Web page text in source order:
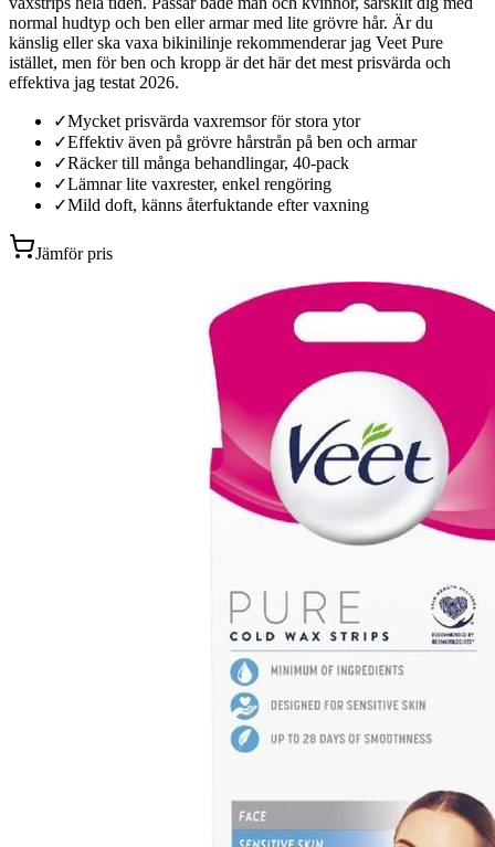
normal hudtyp och ben eller armar med lite grövre hår. Är du
känslig eller ska vaxa bikinilinje rekommenderar jag Veet Pure
istället, men för ben och kropp är det här det mest prisvärda och
effektiva jag testat 2026.
✓Mycket prisvärda vaxremsor för stora ytor
✓Effektiv även på grövre hårstrån på ben och armar
✓Räcker till många behandlingar, 40-pack
✓Lämnar lite vaxrester, enkel rengöring
✓Mild doft, känns återfuktande efter vaxning
Jämför pris